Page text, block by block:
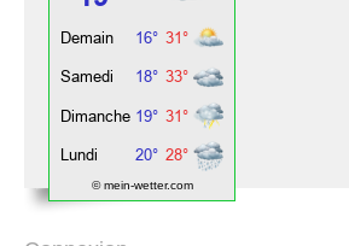
© mein-wetter.com